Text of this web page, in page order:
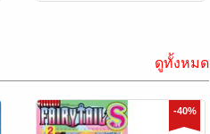
ดูทั้งหมด
-40%